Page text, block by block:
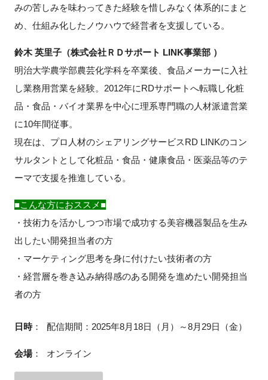
みの苦しみを味わってきた経験を惜しみなく体系的にまと
め、仕組み化したノウハウで経営者を支援している。
鈴木 英里子（株式会社ＲＤサポート LINK事業部 ）
明治大学農学部農芸化学科を卒業後、食品メーカーに入社
し業務用営業を経験。2012年にRDサポートへ転職し化粧
品・食品・バイオ業界を中心に理系専門職の人材派遣営業
に10年間従事。
現在は、プロ人材のシェアリングサービスRD LINKのコン
サルタントとして化粧品・食品・健康食品・医薬品等のテ
ーマで支援を推進している。
■こんな方におススメ■
・技術力を活かしつつ市場で成功する美容機器製品を生み
出したい開発担当者の方
・マーケティング思考を身に付けたい技術者の方
・経営層を巻き込み納得感のある開発を進めたい開発担当
者の方
日時： 配信期間：2025年8月18日（月）～8月29日（金）
会場： オンライン